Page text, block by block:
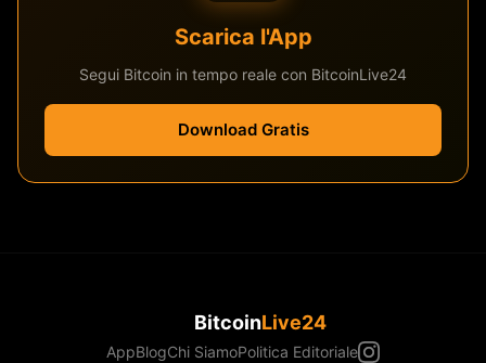
Scarica l'App
Segui Bitcoin in tempo reale con BitcoinLive24
Download Gratis
BitcoinLive24
AppBlogChi SiamoPolitica Editoriale